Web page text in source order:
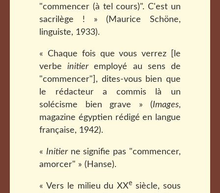
"commencer (à tel cours)". C'est un
sacrilège ! » (Maurice Schöne,
linguiste, 1933).
« Chaque fois que vous verrez [le
verbeinitieremployé au sens de
"commencer"], dites-vous bien que
le rédacteur a commis là un
solécisme bien grave » (Images,
magazine égyptien rédigé en langue
française, 1942).
« Initierne signifie pas "commencer,
amorcer" » (Hanse).
« Vers le milieu du XXe siècle, sous